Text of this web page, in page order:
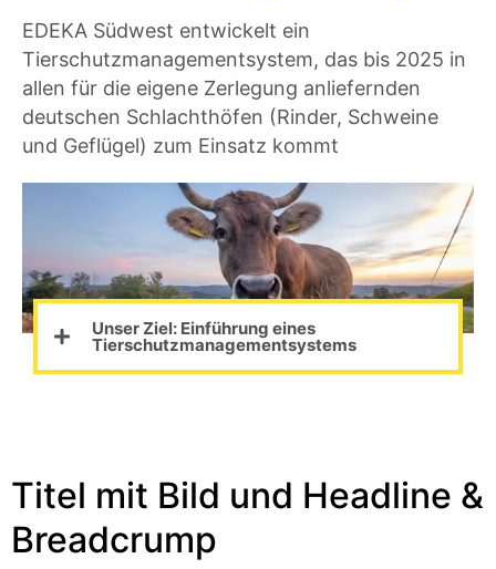
EDEKA Südwest entwickelt ein
Tierschutzmanagementsystem, das bis 2025 in
allen für die eigene Zerlegung anliefernden
deutschen Schlachthöfen (Rinder, Schweine
und Geflügel) zum Einsatz kommt
Unser Ziel: Einführung eines
Tierschutzmanagementsystems
Titel mit Bild und Headline &
Breadcrump